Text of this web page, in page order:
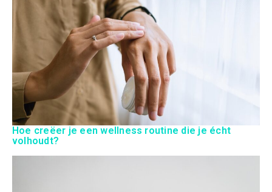
Hoe creëer je een wellness routine die je écht
volhoudt?